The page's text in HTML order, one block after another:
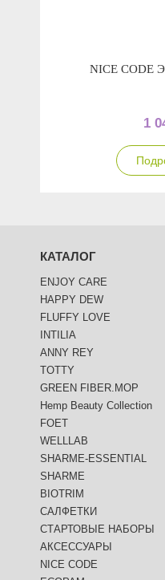
NICE CODE
1
КАТАЛОГ
ENJOY CARE
HAPPY DEW
FLUFFY LOVE
INTILIA
ANNY REY
TOTTY
GREEN FIBER.MOP
Hemp Beauty Collection
FOET
WELLLAB
SHARME-ESSENTIAL
SHARME
BIOTRIM
САЛФЕТКИ
СТАРТОВЫЕ НАБОРЫ
АКСЕССУАРЫ
NICE CODE